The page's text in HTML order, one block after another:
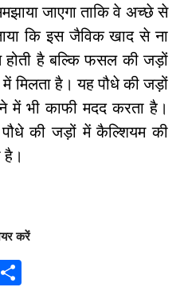
जाएगा ताकि वे अच्छे से
कि इस जैविक खाद से ना
है बल्कि फसल की जड़ों
मिलता है। यह पौधे की जड़ों
में भी काफी मदद करता है।
की जड़ों में कैल्शियम की
है।
करें